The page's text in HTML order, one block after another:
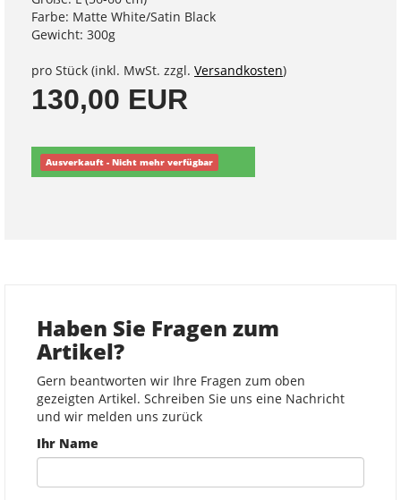
Farbe: Matte White/Satin Black
Gewicht: 300g
pro Stück (inkl. MwSt. zzgl. Versandkosten)
130,00 EUR
Ausverkauft - Nicht mehr verfügbar
Haben Sie Fragen zum
Artikel?
Gern beantworten wir Ihre Fragen zum oben
gezeigten Artikel. Schreiben Sie uns eine Nachricht
und wir melden uns zurück
Ihr Name